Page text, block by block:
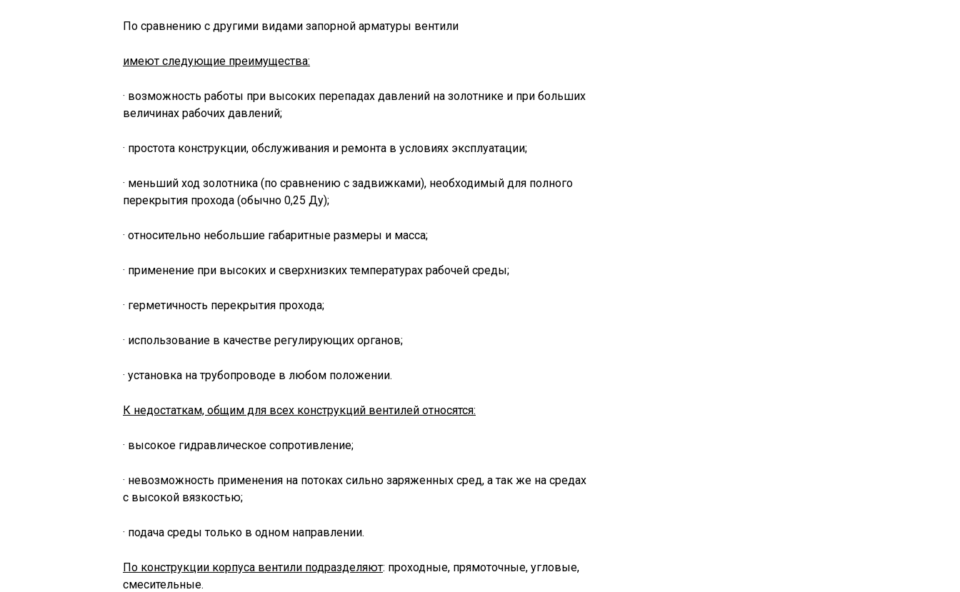
По сравнению с другими видами запорной арматуры вентили
имеют следующие преимущества:
· возможность работы при высоких перепадах давлений на золотнике и при больших
величинах рабочих давлений;
· простота конструкции, обслуживания и ремонта в условиях эксплуатации;
· меньший ход золотника (по сравнению с задвижками), необходимый для полного
перекрытия прохода (обычно 0,25 Ду);
· относительно небольшие габаритные размеры и масса;
· применение при высоких и сверхнизких температурах рабочей среды;
· герметичность перекрытия прохода;
· использование в качестве регулирующих органов;
· установка на трубопроводе в любом положении.
К недостаткам, общим для всех конструкций вентилей относятся:
· высокое гидравлическое сопротивление;
· невозможность применения на потоках сильно заряженных сред, а так же на средах
с высокой вязкостью;
· подача среды только в одном направлении.
По конструкции корпуса вентили подразделяют: проходные, прямоточные, угловые,
смесительные.